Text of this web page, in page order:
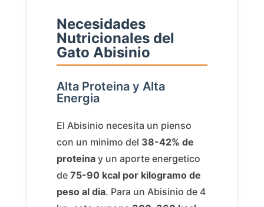
Necesidades
Nutricionales del
Gato Abisinio
Alta Proteina y Alta
Energia
El Abisinio necesita un pienso
con un minimo del 38-42% de
proteinay un aporte energetico
de 75-90 kcal por kilogramo de
peso al dia. Para un Abisinio de 4